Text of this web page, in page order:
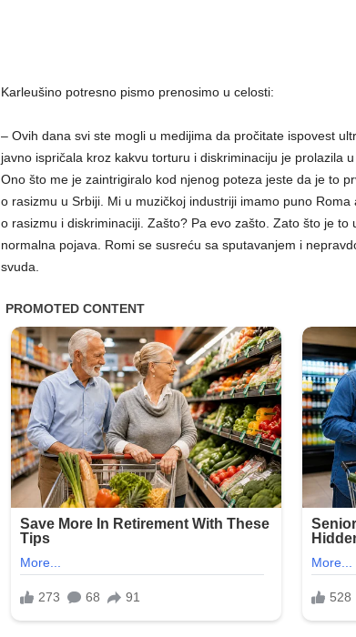
Karleušino potresno pismo prenosimo u celosti:
– Ovih dana svi ste mogli u medijima da pročitate ispovest
javno ispričala kroz kakvu torturu i diskriminaciju je prolazila
Ono što me je zaintrigiralo kod njenog poteza jeste da je to
o rasizmu u Srbiji. Mi u muzičkoj industriji imamo puno
o rasizmu i diskriminaciji. Zašto? Pa evo zašto. Zato što je to
normalna pojava. Romi se susreću sa sputavanjem i
svuda.